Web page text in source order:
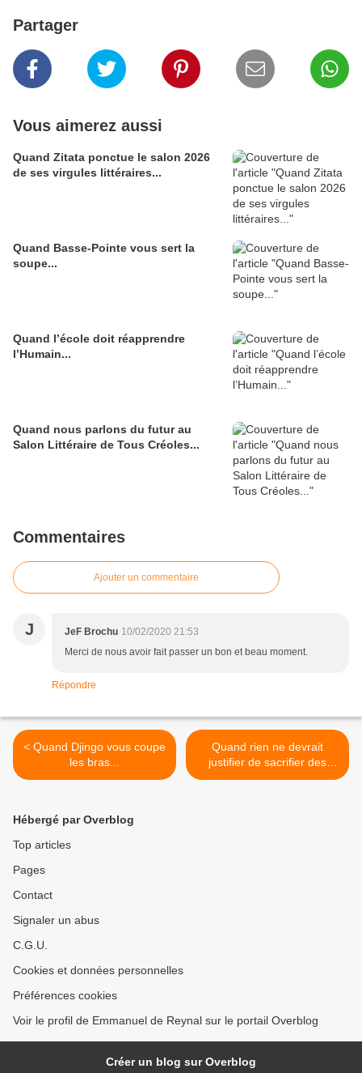
Partager
Vous aimerez aussi
Quand Zitata ponctue le salon 2026
de ses virgules littéraires...
Quand Basse-Pointe vous sert la
soupe...
Quand l’école doit réapprendre
l’Humain...
Quand nous parlons du futur au
Salon Littéraire de Tous Créoles...
Commentaires
Ajouter un commentaire
J JeF Brochu 10/02/2020 21:53
Merci de nous avoir fait passer un bon et beau moment.
Répondre
< Quand Djingo vous coupe
les bras...
Quand rien ne devrait
justifier de sacrifier des
enfants... >
Hébergé par Overblog
Top articles
Pages
Contact
Signaler un abus
C.G.U.
Cookies et données personnelles
Préférences cookies
Voir le profil de Emmanuel de Reynal sur le portail Overblog
Créer un blog sur Overblog